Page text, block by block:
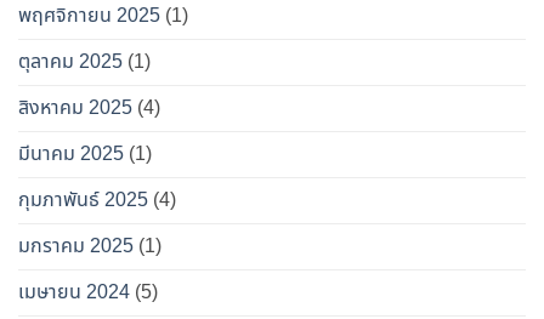
พฤศจิกายน 2025 (1)
ตุลาคม 2025 (1)
สิงหาคม 2025 (4)
มีนาคม 2025 (1)
กุมภาพันธ์ 2025 (4)
มกราคม 2025 (1)
เมษายน 2024 (5)